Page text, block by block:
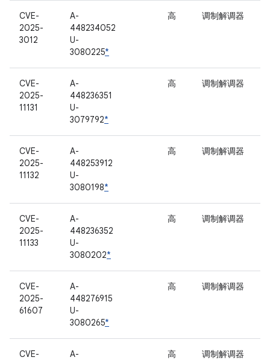
CVE-
2025-
3012
A-
448234052
U-
3080225*
高 调制解调器
CVE-
2025-
11131
A-
448236351
U-
3079792*
高 调制解调器
CVE-
2025-
11132
A-
448253912
U-
3080198*
高 调制解调器
CVE-
2025-
11133
A-
448236352
U-
3080202*
高 调制解调器
CVE-
2025-
61607
A-
448276915
U-
3080265*
高 调制解调器
CVE-
A-
高 调制解调器